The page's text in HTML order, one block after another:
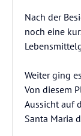
Nach der
noch eine
Weiter ging
Von diesem
Aussicht auf
Santa Maria